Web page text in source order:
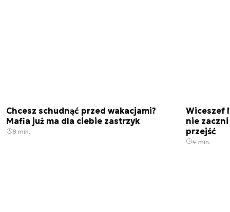
Chcesz schudnąć przed wakacjami?
Mafia już ma dla ciebie zastrzyk
8 min.
Wiceszef
nie
przejść
4 min.